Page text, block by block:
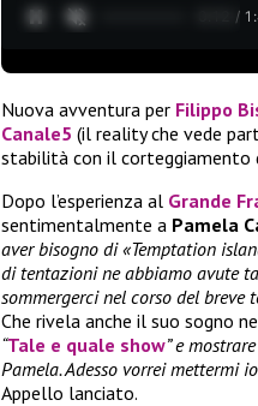
0:13 /
Nuova avventura per Filippo
Canale5 (il reality che vede
stabilità con il corteggiamento
Dopo l’esperienza al Grande
sentimentalmente a Pamela
aver bisogno di «Temptation
di tentazioni ne abbiamo avute
sommergerci nel corso del
Che rivela anche il suo sogno
“Tale e quale show” e
Pamela. Adesso vorrei mettermi
Appello lanciato.